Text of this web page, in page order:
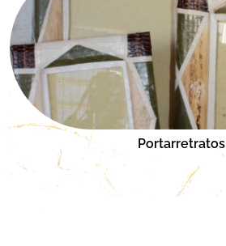
Portarretratos